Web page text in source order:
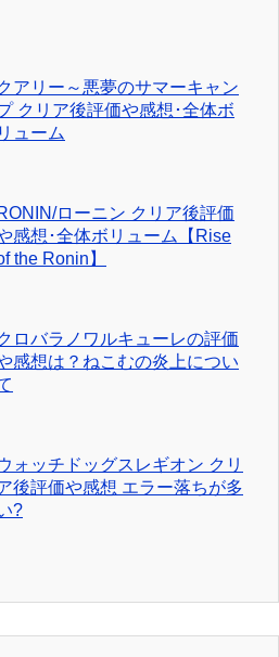
アリー～悪夢のサマーキャン
クリア後評価や感想･全体ボ
リューム
ローニン クリア後評価
感想･全体ボリューム【Rise
the Ronin】
ロバラノワルキューレの評価
感想は？ねこむの炎上につい
ォッチドッグスレギオン クリ
後評価や感想 エラー落ちが多
?